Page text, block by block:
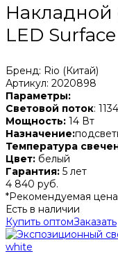
Накладной
LED
Бренд: Rio (Китай)
Артикул: 2020898
Параметры:
Световой поток:
Мощность: 14 Вт
Назначение:
Температура
Цвет: белый
Гарантия: 5 лет
4 840 руб.
*Рекомендуемая цена
Есть в наличии
Купить оптомЗаказать